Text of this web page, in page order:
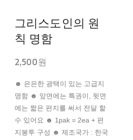
그리스도인의 원
칙 명함
2,500원
☻ 은은한 광택이 있는 고급지
명함 ☻ 앞면에는 특권이, 뒷면
에는 짧은 편지를 써서 전달 할
수 있어요 ☻ 1pak = 2ea + 편
지봉투 구성 ☻ 제조국가 : 한국